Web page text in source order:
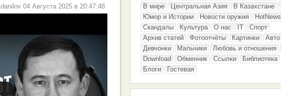
danilov 04 Августа 2025 в 20:47:48
В мире
Центральная Азия В Казахстане
Юмор и Истории
Новости оружия
HotNews
Скандалы
Культура О нас IT
Спорт
Архив статей
Фотоотчёты Картинки
Авто
Девчонки
Мальчики Любовь и отношения
Download
Обменник Ссылки Библиотека
Блоги
Гостевая